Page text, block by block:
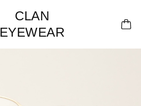
CLAN
EYEWEAR